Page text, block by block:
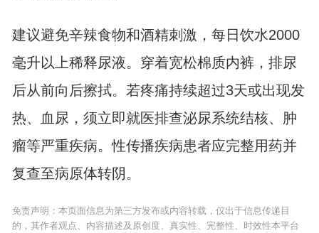
建议避免辛辣食物和酒精刺激，每日饮水2000
毫升以上稀释尿液。穿着宽松棉质内裤，排尿
后从前向后擦拭。若疼痛持续超过3天或出现发
热、血尿，须立即就医排查泌尿系统结核、肿
瘤等严重疾病。性传播疾病患者应完整用药并
复查至病原体转阴。
免责声明：本页面信息为第三方发布或内容转载，仅出于信息传递目
的，其作者观点、内容描述及原创度、真实性、完整性、时效性本平台